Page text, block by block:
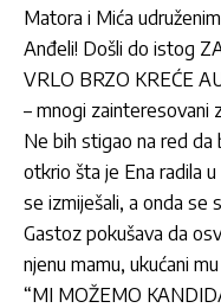
Matora i Mića
Anđeli! Došli do istog
VRLO BRZO KREĆE
– mnogi zainteresovani
Ne bih stigao na red da
otkrio šta je Ena radila
se izmiješali, a onda se
Gastoz pokušava da
njenu mamu, ukućani
“MI MOŽEMO